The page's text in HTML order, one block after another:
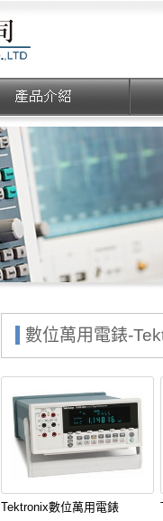
數位萬用電錶-
Tektronix數位萬用電錶